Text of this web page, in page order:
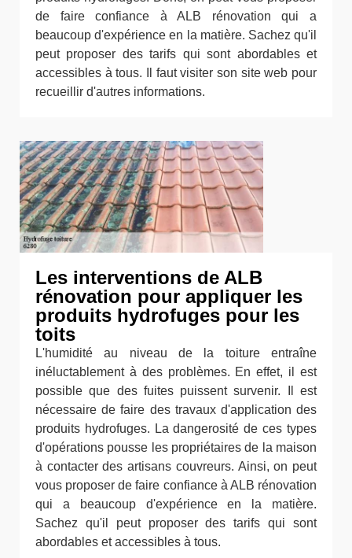
de faire confiance à ALB rénovation qui a
beaucoup d'expérience en la matière. Sachez qu'il
peut proposer des tarifs qui sont abordables et
accessibles à tous. Il faut visiter son site web pour
recueillir d'autres informations.
Les interventions de ALB
rénovation pour appliquer les
produits hydrofuges pour les
toits
L'humidité au niveau de la toiture entraîne
inéluctablement à des problèmes. En effet, il est
possible que des fuites puissent survenir. Il est
nécessaire de faire des travaux d'application des
produits hydrofuges. La dangerosité de ces types
d'opérations pousse les propriétaires de la maison
à contacter des artisans couvreurs. Ainsi, on peut
vous proposer de faire confiance à ALB rénovation
qui a beaucoup d'expérience en la matière.
Sachez qu'il peut proposer des tarifs qui sont
abordables et accessibles à tous.